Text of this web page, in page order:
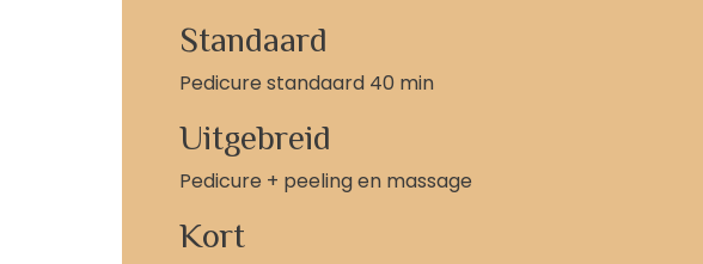
Standaard
Pedicure standaard 40 min
Uitgebreid
Pedicure + peeling en massage
Kort